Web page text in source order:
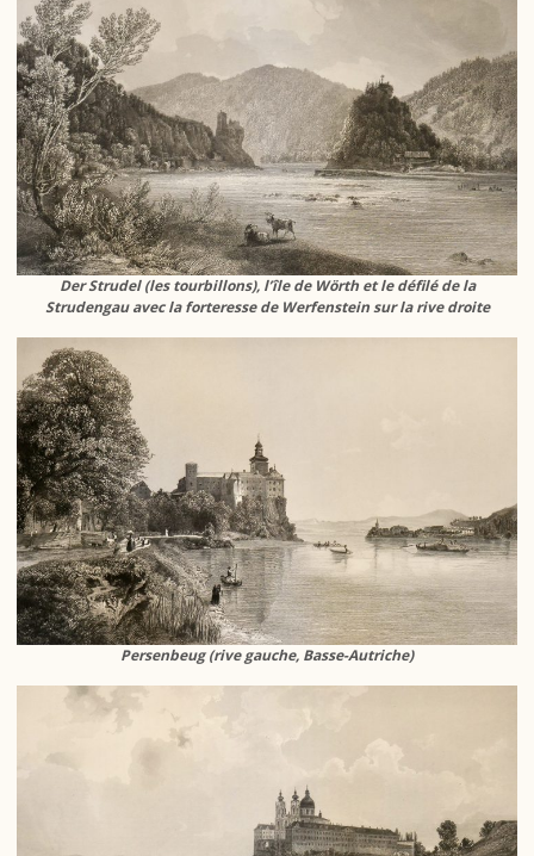
Der Strudel (les tourbillons), l’île de Wörth et le défilé de la
Strudengau avec la forteresse de Werfenstein sur la rive droite
Persenbeug (rive gauche, Basse-Autriche)